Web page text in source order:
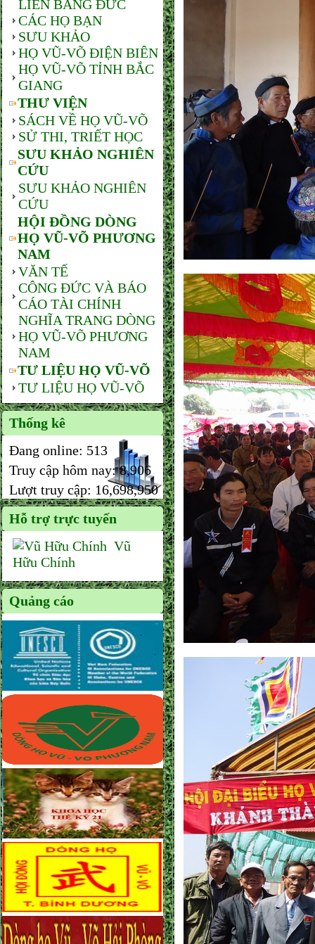
LIÊN BANG ĐỨC
CÁC HỌ BẠN
SƯU KHẢO
HỌ VŨ-VÕ ĐIỆN BIÊN
HỌ VŨ-VÕ TỈNH BẮC
GIANG
THƯ VIỆN
SÁCH VỀ HỌ VŨ-VÕ
SỬ THI, TRIẾT HỌC
SƯU KHẢO NGHIÊN
CỨU
SƯU KHẢO NGHIÊN
CỨU
HỘI ĐỒNG DÒNG
HỌ VŨ-VÕ PHƯƠNG
NAM
VĂN TẾ
CÔNG ĐỨC VÀ BÁO
CÁO TÀI CHÍNH
NGHĨA TRANG DÒNG
HỌ VŨ-VÕ PHƯƠNG
NAM
TƯ LIỆU HỌ VŨ-VÕ
TƯ LIỆU HỌ VŨ-VÕ
Thống kê
Đang online: 513
Truy cập hôm nay:8,906
Lượt truy cập: 16,698,950
Hỗ trợ trực tuyến
Vũ
Hữu Chính
Quảng cáo